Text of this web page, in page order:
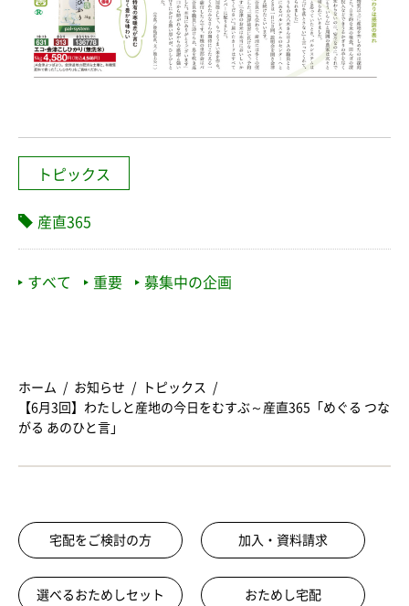
トピックス
産直365
すべて 重要 募集中の企画
ホーム お知らせ
トピックス
【6月3回】わたしと産地の今日をむすぶ～産直365「めぐる つな
がる あのひと言」
宅配をご検討の方 加入・資料請求
選べるおためしセット おためし宅配